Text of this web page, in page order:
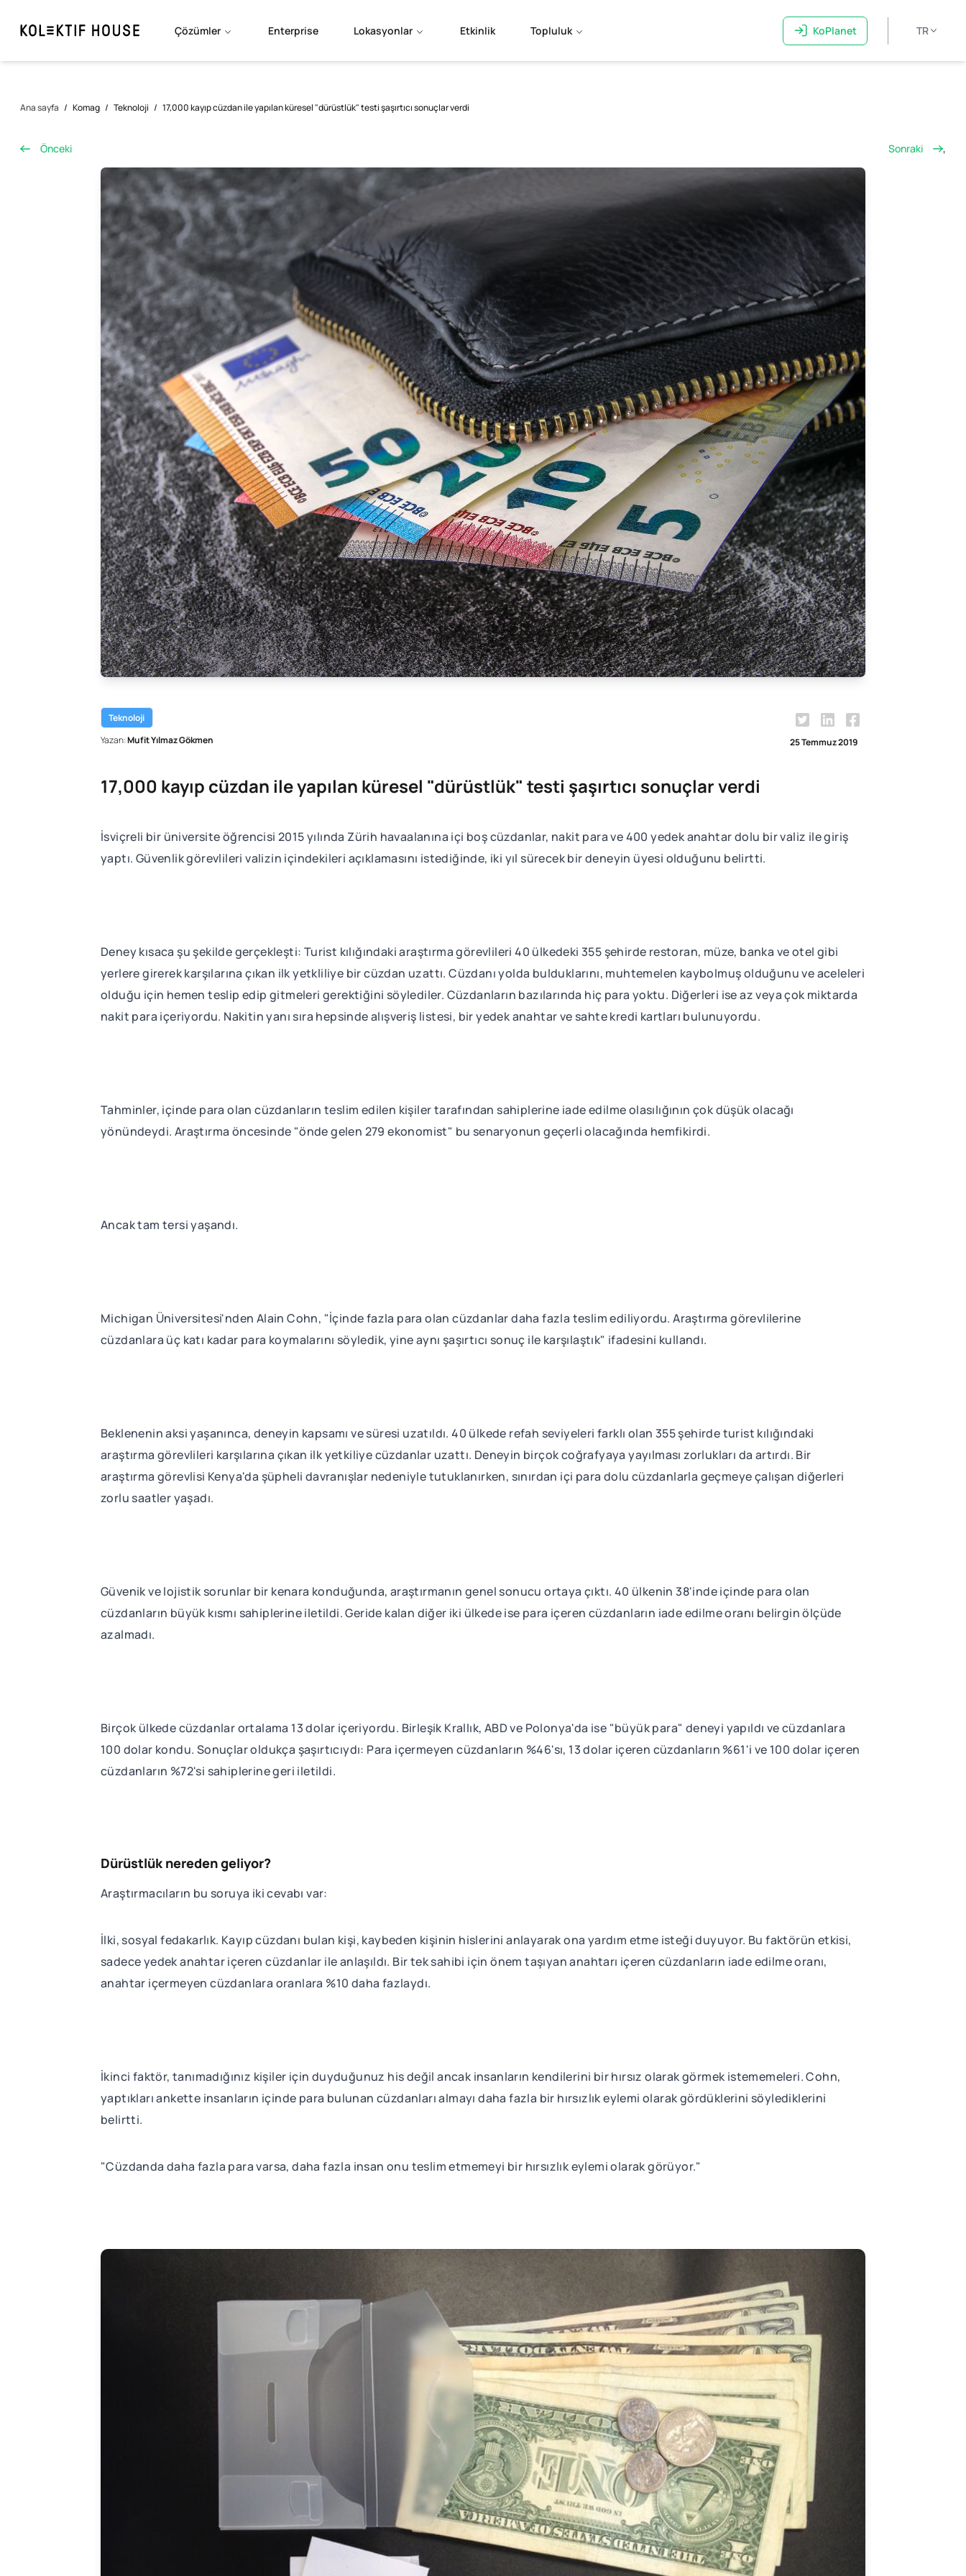
Çözümler Enterprise Lokasyonlar Etkinlik Topluluk KoPlanet TR
Ana sayfa / Komag / Teknoloji / 17,000 kayıp cüzdan ile yapılan küresel "dürüstlük" testi şaşırtıcı sonuçlar verdi
Önceki Sonraki ,
Teknoloji
Yazan:Mufit Yılmaz Gökmen 25 Temmuz 2019
17,000 kayıp cüzdan ile yapılan küresel "dürüstlük" testi şaşırtıcı sonuçlar verdi
İsviçreli bir üniversite öğrencisi 2015 yılında Zürih havaalanına içi boş cüzdanlar, nakit para ve 400 yedek anahtar dolu bir valiz ile giriş
yaptı. Güvenlik görevlileri valizin içindekileri açıklamasını istediğinde, iki yıl sürecek bir deneyin üyesi olduğunu belirtti.
Deney kısaca şu şekilde gerçekleşti: Turist kılığındaki araştırma görevlileri 40 ülkedeki 355 şehirde restoran, müze, banka ve otel gibi
yerlere girerek karşılarına çıkan ilk yetkliliye bir cüzdan uzattı. Cüzdanı yolda bulduklarını, muhtemelen kaybolmuş olduğunu ve aceleleri
olduğu için hemen teslip edip gitmeleri gerektiğini söylediler. Cüzdanların bazılarında hiç para yoktu. Diğerleri ise az veya çok miktarda
nakit para içeriyordu. Nakitin yanı sıra hepsinde alışveriş listesi, bir yedek anahtar ve sahte kredi kartları bulunuyordu.
Tahminler, içinde para olan cüzdanların teslim edilen kişiler tarafından sahiplerine iade edilme olasılığının çok düşük olacağı
yönündeydi. Araştırma öncesinde "önde gelen 279 ekonomist" bu senaryonun geçerli olacağında hemfikirdi.
Ancak tam tersi yaşandı.
Michigan Üniversitesi'nden Alain Cohn, "İçinde fazla para olan cüzdanlar daha fazla teslim ediliyordu. Araştırma görevlilerine
cüzdanlara üç katı kadar para koymalarını söyledik, yine aynı şaşırtıcı sonuç ile karşılaştık" ifadesini kullandı.
Beklenenin aksi yaşanınca, deneyin kapsamı ve süresi uzatıldı. 40 ülkede refah seviyeleri farklı olan 355 şehirde turist kılığındaki
araştırma görevlileri karşılarına çıkan ilk yetkiliye cüzdanlar uzattı. Deneyin birçok coğrafyaya yayılması zorlukları da artırdı. Bir
araştırma görevlisi Kenya'da şüpheli davranışlar nedeniyle tutuklanırken, sınırdan içi para dolu cüzdanlarla geçmeye çalışan diğerleri
zorlu saatler yaşadı.
Güvenik ve lojistik sorunlar bir kenara konduğunda, araştırmanın genel sonucu ortaya çıktı. 40 ülkenin 38'inde içinde para olan
cüzdanların büyük kısmı sahiplerine iletildi. Geride kalan diğer iki ülkede ise para içeren cüzdanların iade edilme oranı belirgin ölçüde
azalmadı.
Birçok ülkede cüzdanlar ortalama 13 dolar içeriyordu. Birleşik Krallık, ABD ve Polonya'da ise "büyük para" deneyi yapıldı ve cüzdanlara
100 dolar kondu. Sonuçlar oldukça şaşırtıcıydı: Para içermeyen cüzdanların %46'sı, 13 dolar içeren cüzdanların %61'i ve 100 dolar içeren
cüzdanların %72'si sahiplerine geri iletildi.
Dürüstlük nereden geliyor?
Araştırmacıların bu soruya iki cevabı var:
İlki, sosyal fedakarlık. Kayıp cüzdanı bulan kişi, kaybeden kişinin hislerini anlayarak ona yardım etme isteği duyuyor. Bu faktörün etkisi,
sadece yedek anahtar içeren cüzdanlar ile anlaşıldı. Bir tek sahibi için önem taşıyan anahtarı içeren cüzdanların iade edilme oranı,
anahtar içermeyen cüzdanlara oranlara %10 daha fazlaydı.
İkinci faktör, tanımadığınız kişiler için duyduğunuz his değil ancak insanların kendilerini bir hırsız olarak görmek istememeleri. Cohn,
yaptıkları ankette insanların içinde para bulunan cüzdanları almayı daha fazla bir hırsızlık eylemi olarak gördüklerini söylediklerini
belirtti.
"Cüzdanda daha fazla para varsa, daha fazla insan onu teslim etmemeyi bir hırsızlık eylemi olarak görüyor."